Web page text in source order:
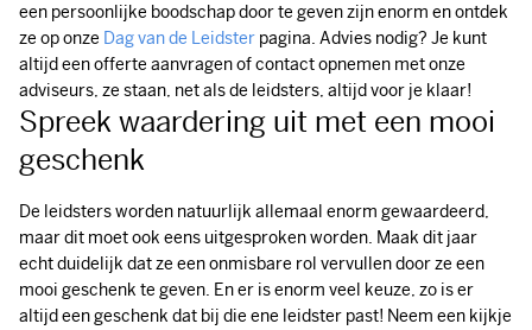
een persoonlijke boodschap door te geven zijn enorm en ontdek
ze op onze Dag van de Leidster pagina. Advies nodig? Je kunt
altijd een offerte aanvragen of contact opnemen met onze
adviseurs, ze staan, net als de leidsters, altijd voor je klaar!
Spreek waardering uit met een mooi
geschenk
De leidsters worden natuurlijk allemaal enorm gewaardeerd,
maar dit moet ook eens uitgesproken worden. Maak dit jaar
echt duidelijk dat ze een onmisbare rol vervullen door ze een
mooi geschenk te geven. En er is enorm veel keuze, zo is er
altijd een geschenk dat bij die ene leidster past! Neem een kijkje